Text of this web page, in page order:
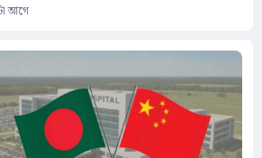
আগে